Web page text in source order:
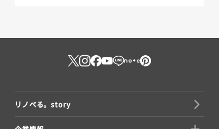
リノべる。story